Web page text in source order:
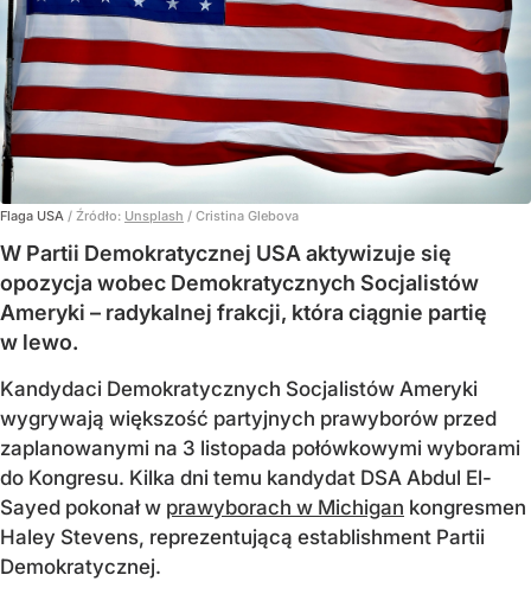
Flaga USA / Źródło: Unsplash / Cristina Glebova
W Partii Demokratycznej USA aktywizuje się
opozycja wobec Demokratycznych Socjalistów
Ameryki – radykalnej frakcji, która ciągnie partię
w lewo.
Kandydaci Demokratycznych Socjalistów Ameryki
wygrywają większość partyjnych prawyborów przed
zaplanowanymi na 3 listopada połówkowymi wyborami
do Kongresu. Kilka dni temu kandydat DSA Abdul El-
Sayed pokonał w prawyborach w Michigan kongresmen
Haley Stevens, reprezentującą establishment Partii
Demokratycznej.